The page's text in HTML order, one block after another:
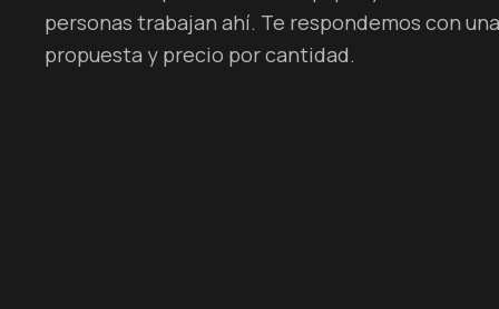
personas trabajan ahí. Te respondemos con una
propuesta y precio por cantidad.